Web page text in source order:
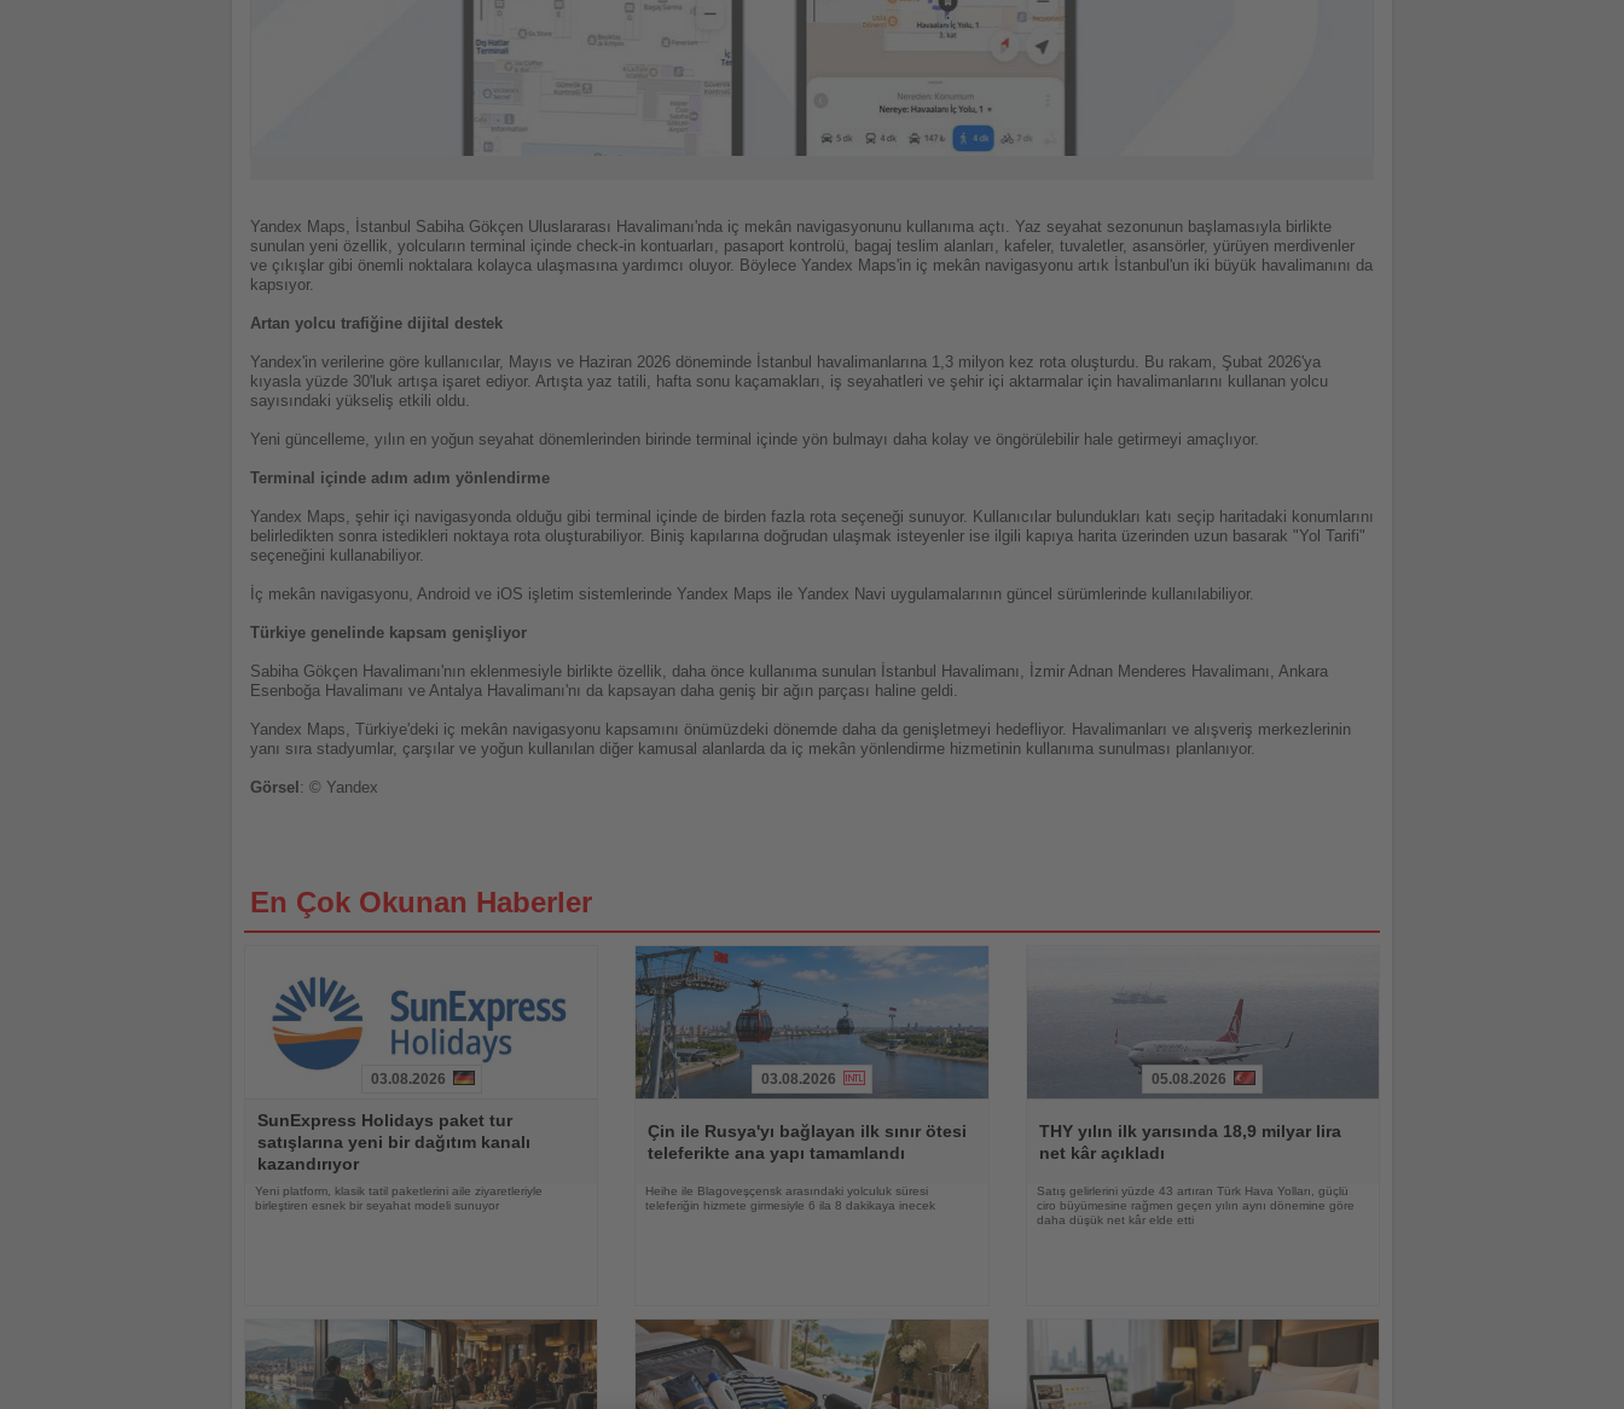
Yandex Maps, İstanbul Sabiha Gökçen Uluslararası Havalimanı'nda iç mekân navigasyonunu kullanıma açtı. Yaz seyahat sezonunun başlamasıyla birlikte
sunulan yeni özellik, yolcuların terminal içinde check-in kontuarları, pasaport kontrolü, bagaj teslim alanları, kafeler, tuvaletler, asansörler, yürüyen merdivenler
ve çıkışlar gibi önemli noktalara kolayca ulaşmasına yardımcı oluyor. Böylece Yandex Maps'in iç mekân navigasyonu artık İstanbul'un iki büyük havalimanını da
kapsıyor.
Artan yolcu trafiğine dijital destek
Yandex'in verilerine göre kullanıcılar, Mayıs ve Haziran 2026 döneminde İstanbul havalimanlarına 1,3 milyon kez rota oluşturdu. Bu rakam, Şubat 2026'ya
kıyasla yüzde 30'luk artışa işaret ediyor. Artışta yaz tatili, hafta sonu kaçamakları, iş seyahatleri ve şehir içi aktarmalar için havalimanlarını kullanan yolcu
sayısındaki yükseliş etkili oldu.
Yeni güncelleme, yılın en yoğun seyahat dönemlerinden birinde terminal içinde yön bulmayı daha kolay ve öngörülebilir hale getirmeyi amaçlıyor.
Terminal içinde adım adım yönlendirme
Yandex Maps, şehir içi navigasyonda olduğu gibi terminal içinde de birden fazla rota seçeneği sunuyor. Kullanıcılar bulundukları katı seçip haritadaki konumlarını
belirledikten sonra istedikleri noktaya rota oluşturabiliyor. Biniş kapılarına doğrudan ulaşmak isteyenler ise ilgili kapıya harita üzerinden uzun basarak "Yol Tarifi"
seçeneğini kullanabiliyor.
İç mekân navigasyonu, Android ve iOS işletim sistemlerinde Yandex Maps ile Yandex Navi uygulamalarının güncel sürümlerinde kullanılabiliyor.
Türkiye genelinde kapsam genişliyor
Sabiha Gökçen Havalimanı'nın eklenmesiyle birlikte özellik, daha önce kullanıma sunulan İstanbul Havalimanı, İzmir Adnan Menderes Havalimanı, Ankara
Esenboğa Havalimanı ve Antalya Havalimanı'nı da kapsayan daha geniş bir ağın parçası haline geldi.
Yandex Maps, Türkiye'deki iç mekân navigasyonu kapsamını önümüzdeki dönemde daha da genişletmeyi hedefliyor. Havalimanları ve alışveriş merkezlerinin
yanı sıra stadyumlar, çarşılar ve yoğun kullanılan diğer kamusal alanlarda da iç mekân yönlendirme hizmetinin kullanıma sunulması planlanıyor.
Görsel : © Yandex
En Çok Okunan Haberler
Oku
03.08.2026
SunExpress Holidays paket tur
satışlarına yeni bir dağıtım kanalı
kazandırıyor
Yeni platform, klasik tatil paketlerini aile ziyaretleriyle
birleştiren esnek bir seyahat modeli sunuyor
Oku
03.08.2026
Çin ile Rusya'yı bağlayan ilk sınır ötesi
teleferikte ana yapı tamamlandı
Heihe ile Blagoveşçensk arasındaki yolculuk süresi
teleferiğin hizmete girmesiyle 6 ila 8 dakikaya inecek
Oku
05.08.2026
THY yılın ilk yarısında 18,9 milyar lira
net kâr açıkladı
Satış gelirlerini yüzde 43 artıran Türk Hava Yolları, güçlü
ciro büyümesine rağmen geçen yılın aynı dönemine göre
daha düşük net kâr elde etti